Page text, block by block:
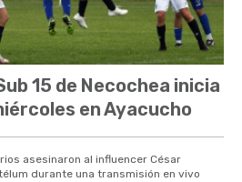
15 de Necochea inicia
en Ayacucho
asesinaron al influencer César
durante una transmisión en vivo